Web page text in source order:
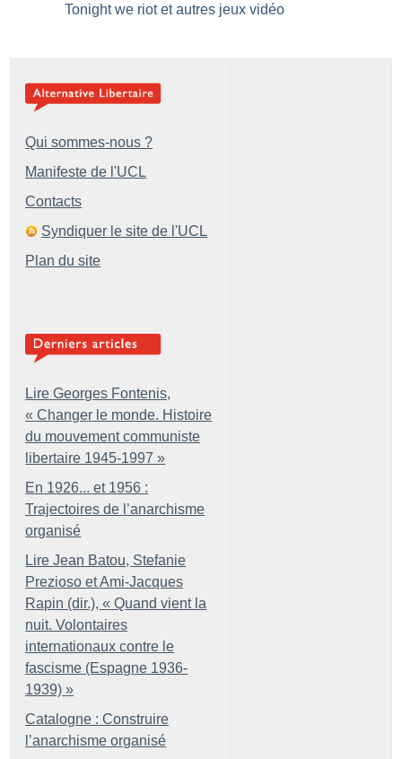
Tonight we riot et autres jeux vidéo
Qui sommes-nous ?
Manifeste de l'UCL
Contacts
Syndiquer le site de l'UCL
Plan du site
Lire Georges Fontenis,
« Changer le monde. Histoire
du mouvement communiste
libertaire 1945-1997 »
En 1926... et 1956 :
Trajectoires de l’anarchisme
organisé
Lire Jean Batou, Stefanie
Prezioso et Ami-Jacques
Rapin (dir.), « Quand vient la
nuit. Volontaires
internationaux contre le
fascisme (Espagne 1936-
1939) »
Catalogne : Construire
l’anarchisme organisé